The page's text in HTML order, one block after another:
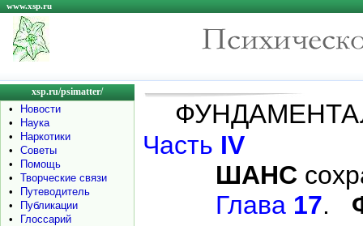
www.xsp.ru
xsp.ru/psimatter/
•
Новости
•
Наука
•
Наркотики
•
Советы
•
Помощь
•
Творческие связи
•
Путеводитель
•
Публикации
•
Глоссарий
Часть IV
ШАНС
Глава 17.